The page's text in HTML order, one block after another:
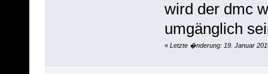
wird der dmc
umgänglich
« Letzte �nderung: 19. Januar